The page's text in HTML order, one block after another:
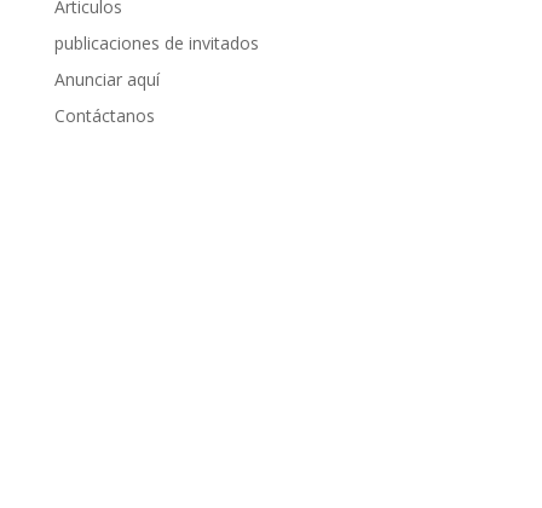
Articulos
publicaciones de invitados
Anunciar aquí
Contáctanos